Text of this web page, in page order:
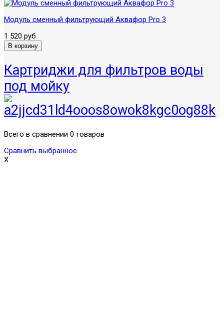
Модуль сменный фильтрующий Аквафор Pro 3
1 520 руб
Картриджи для фильтров воды
под мойку
Всего в сравнении 0 товаров
Сравнить выбранное
X